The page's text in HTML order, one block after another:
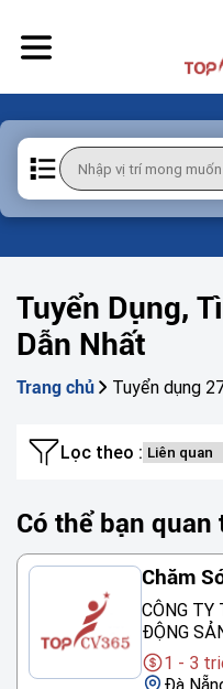
Tuyển Dụng,
Dẫn Nhất
Trang chủ Tuyển dụng
Lọc theo :
Chăm
CÔNG TY
ĐỘNG
1 - 3
Đà
Có thể bạn quan